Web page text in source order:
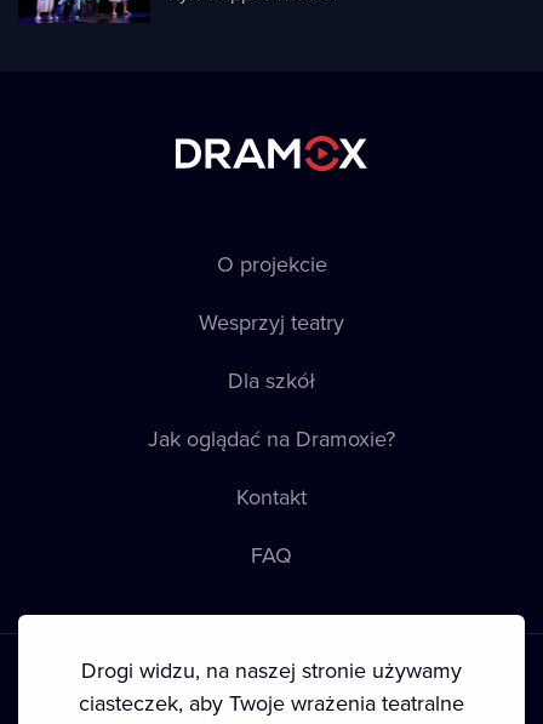
O projekcie
Wesprzyj teatry
Dla szkół
Jak oglądać na Dramoxie?
Kontakt
FAQ
Drogi widzu, na naszej stronie używamy
ciasteczek, aby Twoje wrażenia teatralne